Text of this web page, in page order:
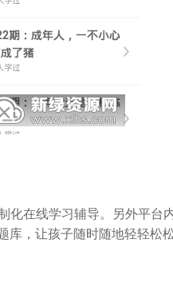
化在线学习辅导。另外平台
，让孩子随时随地轻轻松